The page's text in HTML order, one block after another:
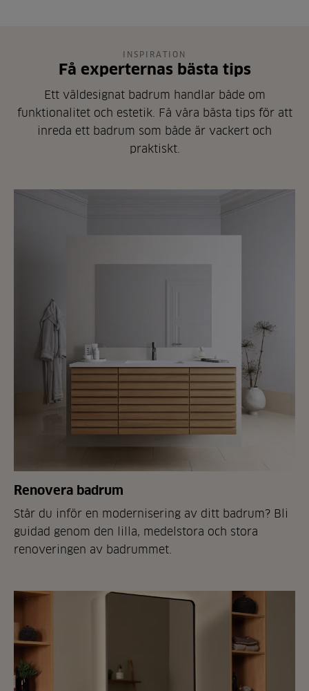
INSPIRATION
Få experternas bästa tips
Ett väldesignat badrum handlar både om
funktionalitet och estetik. Få våra bästa tips för att
inreda ett badrum som både är vackert och
praktiskt.
Renovera badrum
Står du inför en modernisering av ditt badrum? Bli
guidad genom den lilla, medelstora och stora
renoveringen av badrummet.